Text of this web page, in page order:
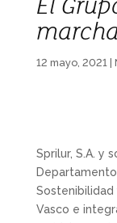
El
12 mayo, 2021|
Sprilur, S.A. y
Vasco e